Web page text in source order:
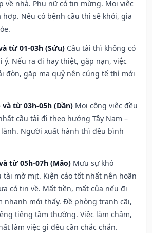
về nhà. Phụ nữ có tin mừng. Mọi việc
Nếu có bệnh cầu thì sẽ khỏi, gia
từ 01-03h (Sửu) Cầu tài thì không có
ý. Nếu ra đi hay thiệt, gặp nạn, việc
đòn, gặp ma quỷ nên cúng tế thì mới
và từ 03h-05h (Dần) Mọi công việc đều
cầu tài đi theo hướng Tây Nam –
Người xuất hành thì đều bình
từ 05h-07h (Mão) Mưu sự khó
tài mờ mịt. Kiện cáo tốt nhất nên hoãn
có tin về. Mất tiền, mất của nếu đi
nhanh mới thấy. Đề phòng tranh cãi,
tiếng tầm thường. Việc làm chậm,
làm việc gì đều cần chắc chắn.